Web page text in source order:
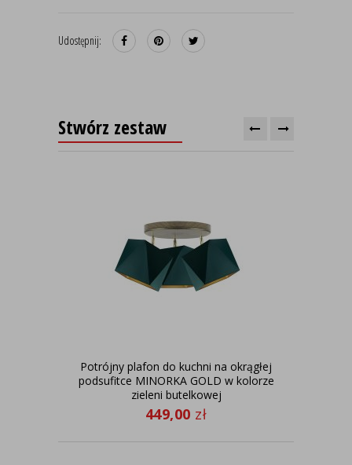
Udostępnij:
Stwórz zestaw
Potrójny plafon do kuchni na okrągłej
podsufitce MINORKA GOLD w kolorze
zieleni butelkowej
449,00 zł